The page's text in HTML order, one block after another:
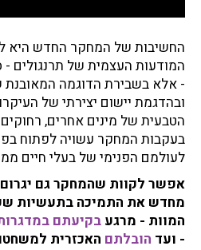
החשיבות של המחקר החדש היא
המודעות העצמית של תרנגולים
- אלא בשבירת הדוגמה
ובהדגמת יישום יצירתי של
הטבעית של מינים אחרים,
בעקבות המחקר עשויה לפתוח
לעולמם הפנימי של בעלי חיים
אפשר לקוות שהמחקר גם יגרום
מחדש את התמיכה בתעשיות
המוות - מרגע בקיעתם
- ועד הובלתם האכזרית